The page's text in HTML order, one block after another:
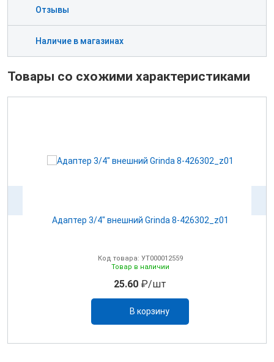
Отзывы
Наличие в магазинах
Товары со схожими характеристиками
Адаптер 3/4" внешний Grinda 8-426302_z01
Код товара: УТ000012559
Товар в наличии
25.60 ₽/шт
В корзину